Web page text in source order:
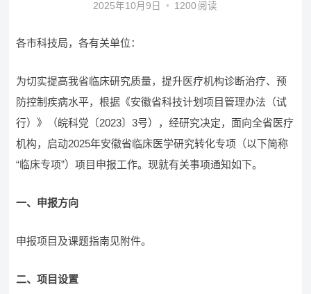
2025年10月9日 • 1200 阅读
各市科技局，各有关单位：
为切实提高我省临床研究质量，提升医疗机构诊断治疗、预
防控制疾病水平，根据《安徽省科技计划项目管理办法（试
行）》（皖科党〔2023〕3号），经研究决定，面向全省医疗
机构，启动2025年安徽省临床医学研究转化专项（以下简称
“临床专项”）项目申报工作。现就有关事项通知如下。
一、申报方向
申报项目及课题指南见附件。
二、项目设置